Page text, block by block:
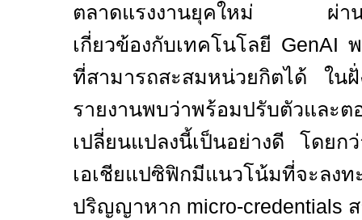
ตลาดแรงงานยุคใหม่ ผ่านก
เกี่ยวข้องกับเทคโนโลยี GenAI
ที่สามารถสะสมหน่วยกิตได้ ใน
รายงานพบว่าพร้อมปรับตัวและต
เปลี่ยนแปลงนี้เป็นอย่างดี โดยก
เอเชียแปซิฟิกมีแนวโน้มที่จะลงท
ปริญญาหาก micro-credentials